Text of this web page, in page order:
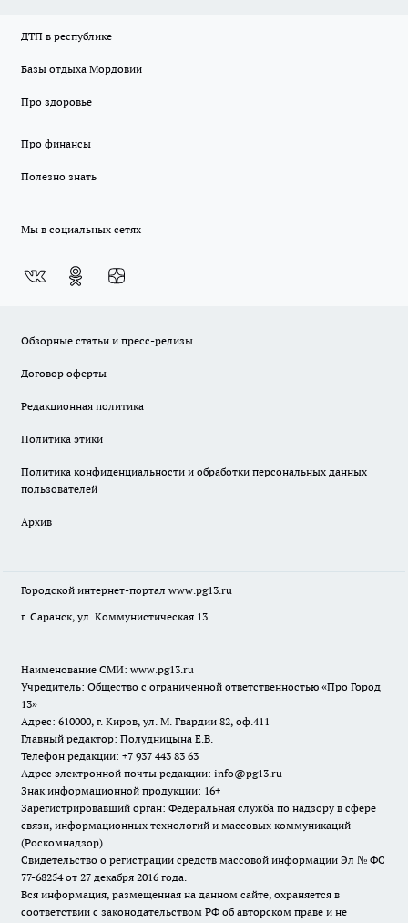
ДТП в республике
Базы отдыха Мордовии
Про здоровье
Про финансы
Полезно знать
Мы в социальных сетях
Обзорные статьи и пресс-релизы
Договор оферты
Редакционная политика
Политика этики
Политика конфиденциальности и обработки персональных данных
пользователей
Архив
Городской интернет-портал www.pg13.ru
г. Саранск, ул. Коммунистическая 13.
Наименование СМИ: www.pg13.ru
Учредитель: Общество с ограниченной ответственностью «Про Город
13»
Адрес: 610000, г. Киров, ул. М. Гвардии 82, оф.411
Главный редактор: Полудницына Е.В.
Телефон редакции: +7 937 443 83 63
Адрес электронной почты редакции: info@pg13.ru
Знак информационной продукции: 16+
Зарегистрировавший орган: Федеральная служба по надзору в сфере
связи, информационных технологий и массовых коммуникаций
(Роскомнадзор)
Свидетельство о регистрации средств массовой информации Эл № ФС
77-68254 от 27 декабря 2016 года.
Вся информация, размещенная на данном сайте, охраняется в
соответствии с законодательством РФ об авторском праве и не